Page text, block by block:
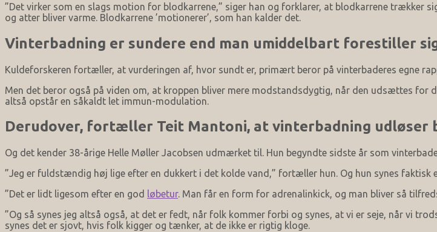
”Det virker som en slags motion for blodkarrene,” siger han og forklarer, at blodkarrene trækker
og atter bliver varme. Blodkarrene ’motionerer’, som han kalder det.
Vinterbadning er sundere end man umiddelbart forestiller
Kuldeforskeren fortæller, at vurderingen af, hvor sundt er, primært beror på vinterbaderes egne
Men det beror også på viden om, at kroppen bliver mere modstandsdygtig, når den udsættes
altså opstår en såkaldt let immun-modulation.
Derudover, fortæller Teit Mantoni, at vinterbadning udløser
Og det kender 38-årige Helle Møller Jacobsen udmærket til. Hun begyndte sidste år som
”Jeg er fuldstændig høj lige efter en dukkert i det kolde vand,” fortæller hun. Og hun synes faktisk
”Det er lidt ligesom efter en god løbetur. Man får en form for adrenalinkick, og man bliver så
”Og så synes jeg altså også, at det er fedt, når folk kommer forbi og synes, at vi er seje, når vi
synes det er sjovt, hvis folk kigger og tænker, at de ikke er rigtig kloge.